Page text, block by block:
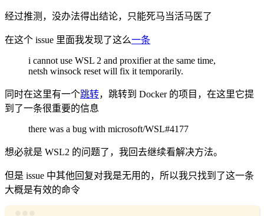
经过推测，没办法得出结论，只能死马当活马医了
在这个 issue 里面我发现了这么一条
i cannot use WSL 2 and proxifier at the same time,
netsh winsock reset will fix it temporarily.
同时在这里有一个跳转，跳转到 Docker 的项目，在这里它提
到了一条很重要的信息
there was a bug with microsoft/WSL#4177
想必就是 WSL2 的问题了，我回去继续看解决方法。
但是 issue 中其他回复对我是无用的，所以我只找到了这一条
大概是有效的命令